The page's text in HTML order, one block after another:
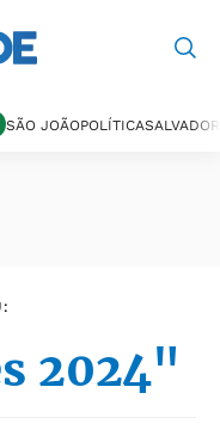
SÃO JOÃOPOLÍTICASALVADOR
2024"